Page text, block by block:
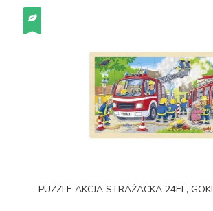
PUZZLE AKCJA STRAŻACKA 24EL, GOKI